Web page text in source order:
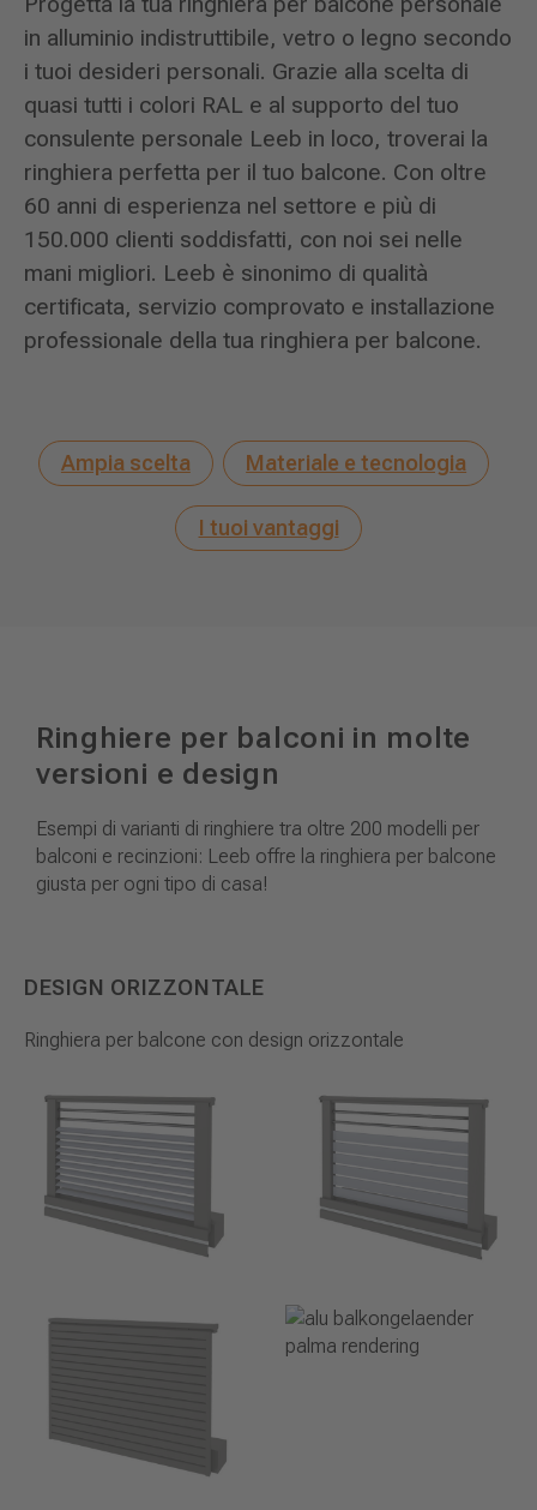
in alluminio indistruttibile, vetro o legno secondo
i tuoi desideri personali. Grazie alla scelta di
quasi tutti i colori RAL e al supporto del tuo
consulente personale Leeb in loco, troverai la
ringhiera perfetta per il tuo balcone. Con oltre
60 anni di esperienza nel settore e più di
150.000 clienti soddisfatti, con noi sei nelle
mani migliori. Leeb è sinonimo di qualità
certificata, servizio comprovato e installazione
professionale della tua ringhiera per balcone.
Ampia scelta Materiale e tecnologia
I tuoi vantaggi
Ringhiere per balconi in molte
versioni e design
Esempi di varianti di ringhiere tra oltre 200 modelli per
balconi e recinzioni: Leeb offre la ringhiera per balcone
giusta per ogni tipo di casa!
DESIGN ORIZZONTALE
Ringhiera per balcone con design orizzontale